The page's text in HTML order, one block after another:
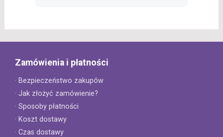
Zamówienia i płatności
· Bezpieczeństwo zakupów
· Jak złożyć zamówienie?
· Sposoby płatności
· Koszt dostawy
· Czas dostawy